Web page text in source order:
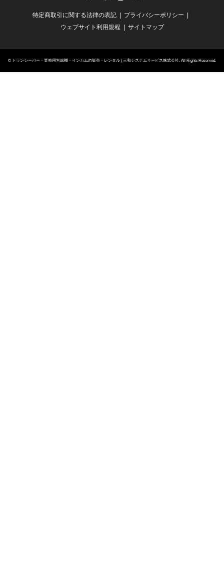
特定商取引に関する法律の表記
プライバシーポリシー
ウェブサイト利用規程
サイトマップ
© トランシーバー・業務用無線機・インカムの販売・レンタル | 三和システムサービス株式会社. All Rights Reserved.